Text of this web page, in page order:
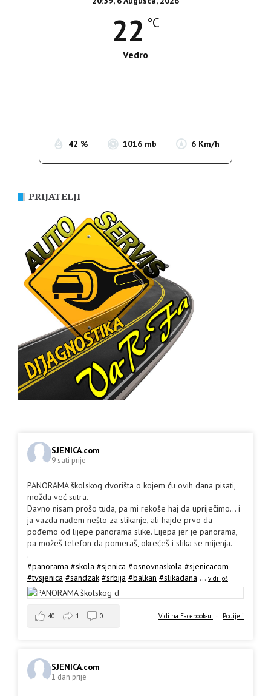
22 °C
Vedro
42 % 1016 mb 6 Km/h
PRIJATELJI
SJENICA.com
9 sati prije
PANORAMA školskog dvorišta o kojem ću ovih dana pisati,
možda već sutra.
Davno nisam prošo tuda, pa mi rekoše haj da upriječimo... i
ja vazda nađem nešto za slikanje, ali hajde prvo da
pođemo od lijepe panorama slike. Lijepa jer je panorama,
pa možeš telefon da pomeraš, okrećeš i slika se mijenja.
.
#panorama #skola #sjenica #osnovnaskola #sjenicacom
#tvsjenica #sandzak #srbija #balkan #slikadana ... vidi još
Vidi na Facebook-u · Podijeli
40 1 0
SJENICA.com
1 dan prije